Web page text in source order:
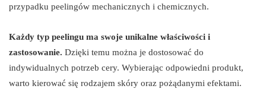
przypadku peelingów mechanicznych i chemicznych.
Każdy typ peelingu ma swoje unikalne właściwości i
zastosowanie. Dzięki temu można je dostosować do
indywidualnych potrzeb cery. Wybierając odpowiedni produkt,
warto kierować się rodzajem skóry oraz pożądanymi efektami.